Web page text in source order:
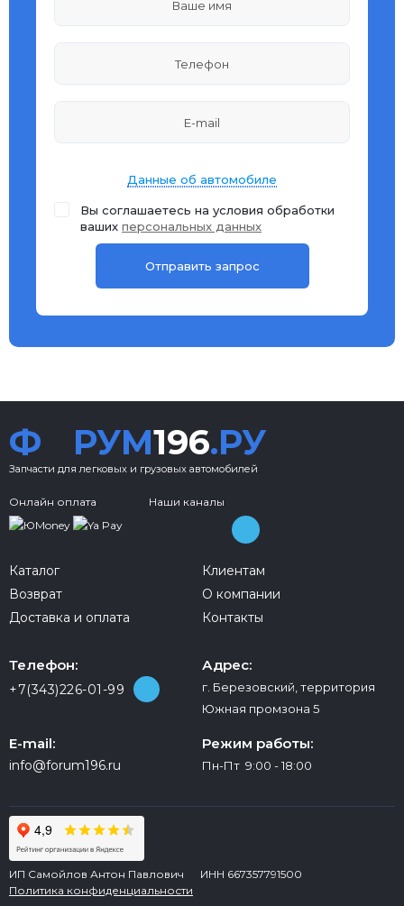
Данные об автомобиле
Вы соглашаетесь на условия обработки
ваших персональных данных
Ф РУМ196.РУ
Запчасти для легковых и грузовых автомобилей
Онлайн оплата Наши каналы
Каталог
Возврат
Доставка и оплата
Клиентам
О компании
Контакты
Телефон:
+7(343)226-01-99
Адрес:
г. Березовский, территория
Южная промзона 5
E-mail:
info@forum196.ru
Режим работы:
Пн-Пт 9:00 - 18:00
ИП Самойлов Антон Павлович ИНН 667357791500
Политика конфиденциальности